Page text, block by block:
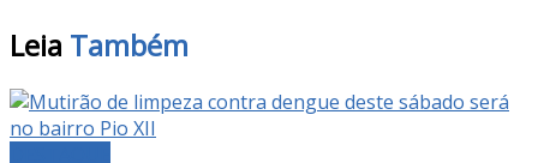
Leia Também